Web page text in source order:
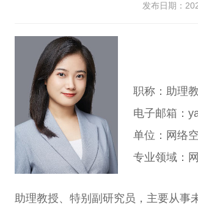
发布日期：
职称：助理
电子邮箱：
单位：网络
专业领域：网
助理教授、特别副研究员，主要从事